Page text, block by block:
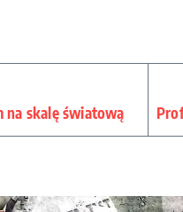
na skalę światową